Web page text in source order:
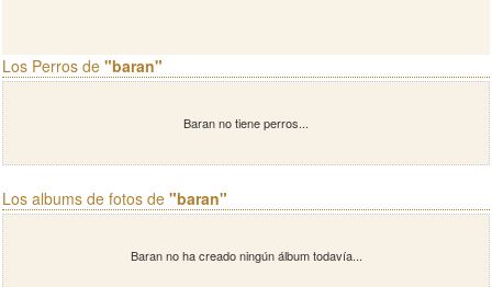
Los Perros de "baran"
Baran no tiene perros...
Los albums de fotos de "baran"
Baran no ha creado ningún álbum todavía...